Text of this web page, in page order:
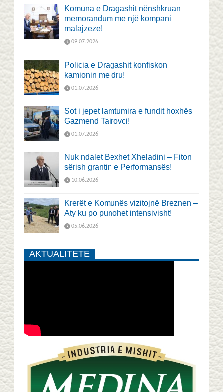
Komuna e Dragashit nënshkruan
memorandum me një kompani
malajzeze!
09.07.2026
Policia e Dragashit konfiskon
kamionin me dru!
01.07.2026
Sot i jepet lamtumira e fundit hoxhës
Gazmend Tairovci!
01.07.2026
Nuk ndalet Bexhet Xheladini – Fiton
sërish grantin e Performansës!
10.06.2026
Krerët e Komunës vizitojnë Breznen –
Aty ku po punohet intensivisht!
05.06.2026
AKTUALITETE